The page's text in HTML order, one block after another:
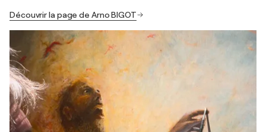
Découvrir la page de Arno BIGOT